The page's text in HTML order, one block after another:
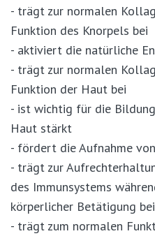
- trägt zur normalen
Funktion des Knorpels bei
- aktiviert die natürliche
- trägt zur normalen
Funktion der Haut bei
- ist wichtig für die
Haut stärkt
- fördert die Aufnahme
- trägt zur
des Immunsystems
körperlicher Betätigung bei
- trägt zum normalen